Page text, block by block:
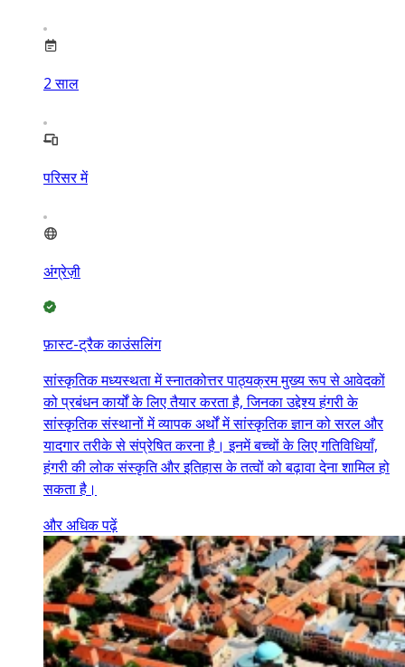
2 साल
परिसर में
अंग्रेज़ी
फ़ास्ट-ट्रैक काउंसलिंग
सांस्कृतिक मध्यस्थता में स्नातकोत्तर पाठ्यक्रम मुख्य रूप से आवेदकों
को प्रबंधन कार्यों के लिए तैयार करता है, जिनका उद्देश्य हंगरी के
सांस्कृतिक संस्थानों में व्यापक अर्थों में सांस्कृतिक ज्ञान को सरल और
यादगार तरीके से संप्रेषित करना है। इनमें बच्चों के लिए गतिविधियाँ,
हंगरी की लोक संस्कृति और इतिहास के तत्वों को बढ़ावा देना शामिल हो
सकता है।
और अधिक पढ़ें